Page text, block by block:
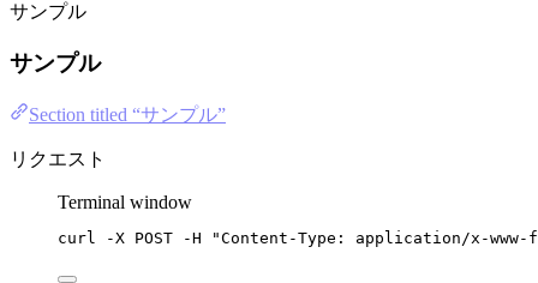
サンプル
サンプル
Section titled “サンプル”
リクエスト
Terminal window
curl -X POST -H "Content-Type: application/x-www-